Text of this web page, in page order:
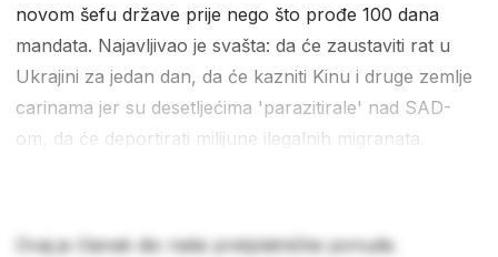
novom šefu države prije nego što prođe 100 dana
mandata. Najavljivao je svašta: da će zaustaviti rat u
Ukrajini za jedan dan, da će kazniti Kinu i druge zemlje
carinama jer su desetljećima 'parazitirale' nad SAD-
om, da će deportirati milijune ilegalnih migranata.
Ovaj je članak dio naše pretplatničke ponude.